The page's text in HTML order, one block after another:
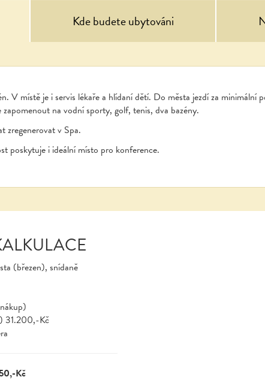
Kde budete ubytováni
V místě je i servis lékaře a hlídaní dětí. Do města jezdí za minimální
na vodní sporty, golf, tenis, dva bazény.
zregenerovat v Spa.
poskytuje i ideální místo pro konference.
(březen), snídaně
31.200,-Kč
Kč